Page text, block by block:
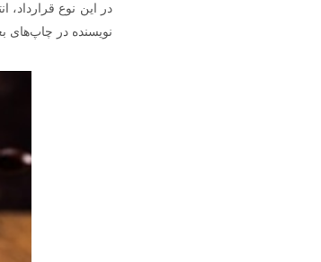
در این نوع
نویسنده در چاپ‌های